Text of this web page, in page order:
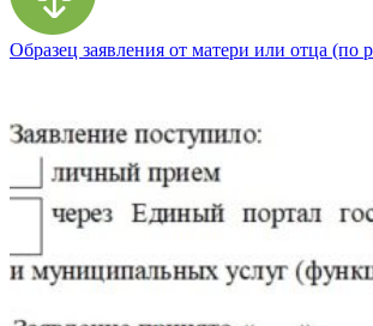
Образец заявления от матери или отца (по